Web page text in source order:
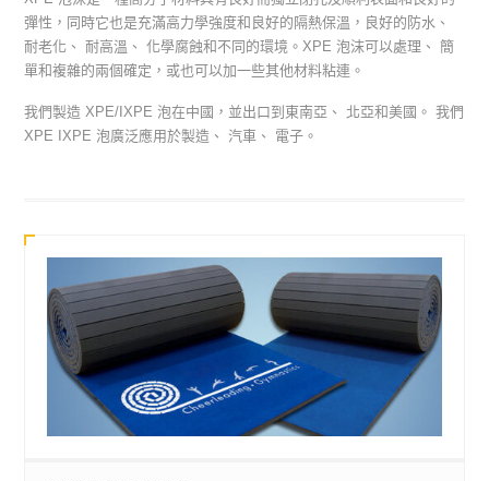
彈性，同時它也是充滿高力學強度和良好的隔熱保溫，良好的防水、
耐老化、 耐高溫、 化學腐蝕和不同的環境。XPE 泡沫可以處理、 簡
單和複雜的兩個確定，或也可以加一些其他材料粘連。
我們製造 XPE/IXPE 泡在中國，並出口到東南亞、 北亞和美國。 我們
XPE IXPE 泡廣泛應用於製造、 汽車、 電子。